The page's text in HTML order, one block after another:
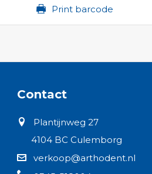
Print barcode
Contact
Plantijnweg 27
4104 BC Culemborg
verkoop@arthodent.nl